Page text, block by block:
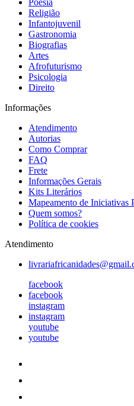
Poesia
Religião
Infantojuvenil
Gastronomia
Biografias
Artes
Afrofuturismo
Psicologia
Direito
Informações
Atendimento
Autorias
Como Comprar
FAQ
Frete
Informações Gerais
Kits Literários
Mapeamento de Iniciativas
Quem somos?
Política de cookies
Atendimento
facebook
facebook
instagram
instagram
youtube
youtube